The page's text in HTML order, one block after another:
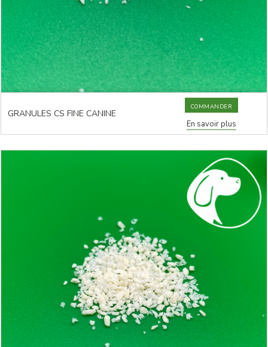
GRANULES CS FINE CANINE
COMMANDER
En savoir plus